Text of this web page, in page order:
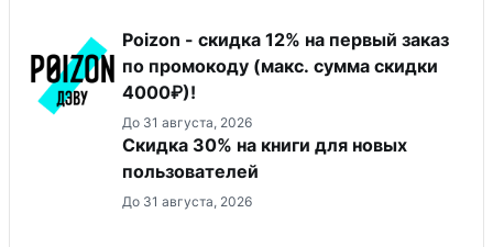
Poizon - скидка 12% на первый заказ
по промокоду (макс. сумма скидки
4000₽)!
До 31 августа, 2026
Скидка 30% на книги для новых
пользователей
До 31 августа, 2026